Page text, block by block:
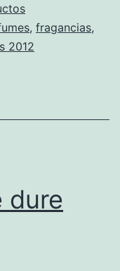
, fragancias,
2012
dure